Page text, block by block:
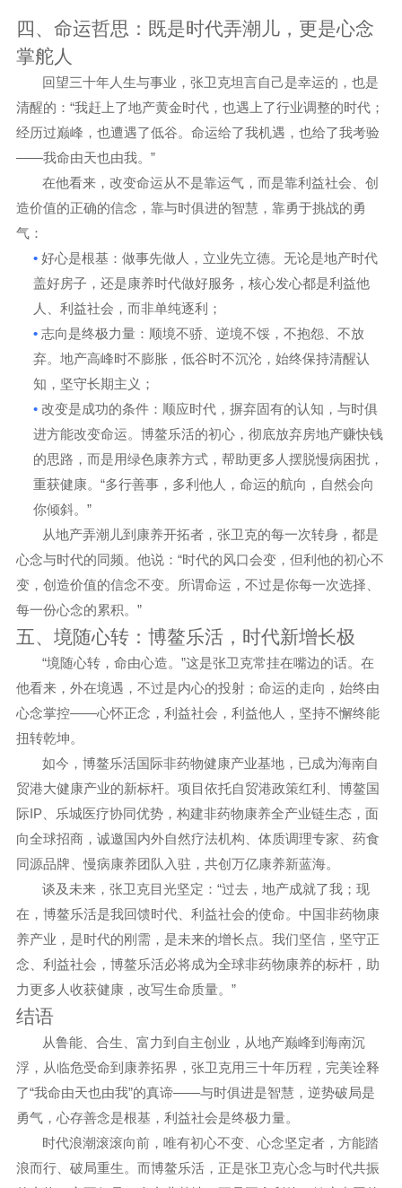
四、命运哲思：既是时代弄潮儿，更是心念
掌舵人
回望三十年人生与事业，张卫克坦言自己是幸运的，也是
清醒的 ： “我赶上了地产黄金时代，也遇上了行业调整的时代；
经历过巅峰，也遭遇了低谷。命运给了我机遇，也给了我考验
——我命由天也由我。 ”
在他看来，改变命运从不是靠运气，而是靠利益社会、创
造价值的正确的信念，靠与时俱进的智慧，靠勇于挑战的勇
气：
• 好心是根基 ：做事先做人，立业先立德。无论是地产时代
盖好房子，还是康养时代做好服务，核心发心都是利益他
人、利益社会 ，而非单纯逐利；
• 志向是终极力量：顺境不骄、逆境不馁，不抱怨、不放
弃。地产高峰时不膨胀，低谷时不沉沦，始终保持清醒认
知，坚守长期主义；
• 改变是成功的条件： 顺应时代，摒弃固有的认知，与时俱
进方能改变命运。博鳌乐活的初心， 彻底放弃房地产赚快钱
的思路 ，而是用绿色康养方式，帮助更多人摆脱慢病困扰，
重获健康。 “多行善事，多利他人，命运的航向，自然会向
你倾斜。 ”
从地产弄潮儿到康养开拓者，张卫克的每一次转身，都是
心念与时代的同频。他说： “时代的风口会变，但利他的初心不
变，创造价值的信念不变。所谓命运，不过是你每一次选择、
每一份心念的累积。 ”
五、境随心转：博鳌乐活，时代新增长极
“境随心转，命由心造。 ”这是张卫克常挂在嘴边的话。在
他看来，外在境遇，不过是内心的投射；命运的走向，始终由
心念掌控——心怀正念，利益社会，利益他人， 坚持不懈终能
扭转乾坤。
如今，博鳌乐活国际非药物健康产业基地，已成为海南自
贸港大健康产业的新标杆。项目依托自贸港政策红利、博鳌国
际IP、乐城医疗协同优势，构建非药物康养全产业链生态，面
向全球招商，诚邀国内外自然疗法机构、体质调理专家、药食
同源品牌、慢病康养团队 入驻，共创万亿康养新蓝海。
谈及未来，张卫克目光坚定： “过去，地产成就了我；现
在，博鳌乐活是我回馈时代、利益社会的使命。中国非药物康
养产业，是时代的刚需，是未来的增长点。我们坚信， 坚守正
念
利益社会， 博鳌乐活必将成为全球非药物康养的标杆，助
力更多人收获健康，改写生命质量。 ”
结语
从鲁能、合生、富力到自主创业，从地产巅峰到海南沉
浮，从临危受命到康养拓界，张卫克用三十年历程，完美诠释
了“我命由天也由我”的真谛——与时俱进是智慧，逆势破局是
勇气， 心存善念是根基， 利益社会是终极力量。
时代浪潮滚滚向前，唯有初心不变、心念坚定者，方能踏
浪而行、破局重生。而博鳌乐活，正是张卫克心念与时代共振